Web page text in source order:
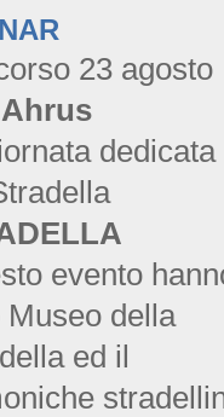
23 agosto
Ahrus
dedicata
evento
della
ed il